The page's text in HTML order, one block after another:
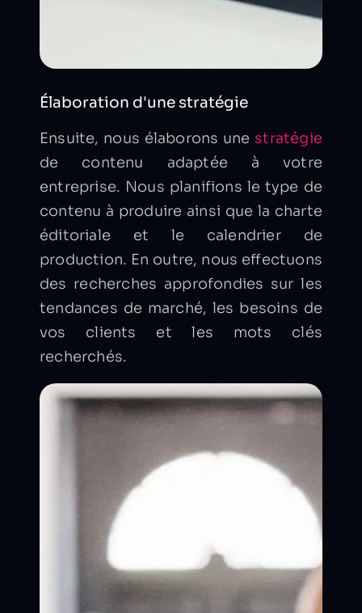
Élaboration d'une stratégie
Ensuite, nous élaborons une stratégie
de contenu adaptée à votre
entreprise. Nous planifions le type de
contenu à produire ainsi que la charte
éditoriale et le calendrier de
production. En outre, nous effectuons
des recherches approfondies sur les
tendances de marché, les besoins de
vos clients et les mots clés
recherchés.